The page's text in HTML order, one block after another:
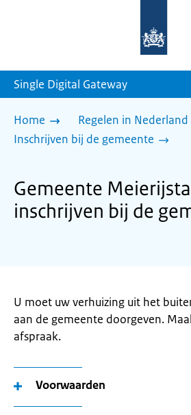
homepage
Single Digital Gateway
Home
Regelen in Nederland
Inschrijven bij de gemeente
Gemeente
inschrijven bij de
U moet uw verhuizing uit het
aan de gemeente doorgeven.
afspraak.
Voorwaarden